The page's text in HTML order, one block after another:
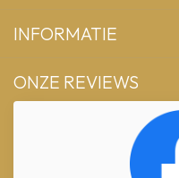
INFORMATIE
ONZE REVIEWS